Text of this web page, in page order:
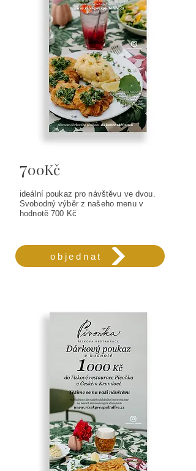
700Kč
ideální poukaz pro návštěvu ve dvou.
Svobodný výběr z našeho menu v
hodnotě 700 Kč
objednat